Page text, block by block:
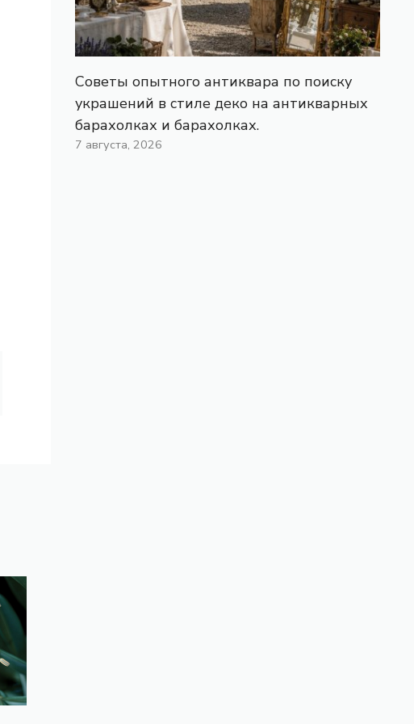
Советы опытного антиквара по поиску
украшений в стиле деко на антикварных
барахолках и барахолках.
7 августа, 2026